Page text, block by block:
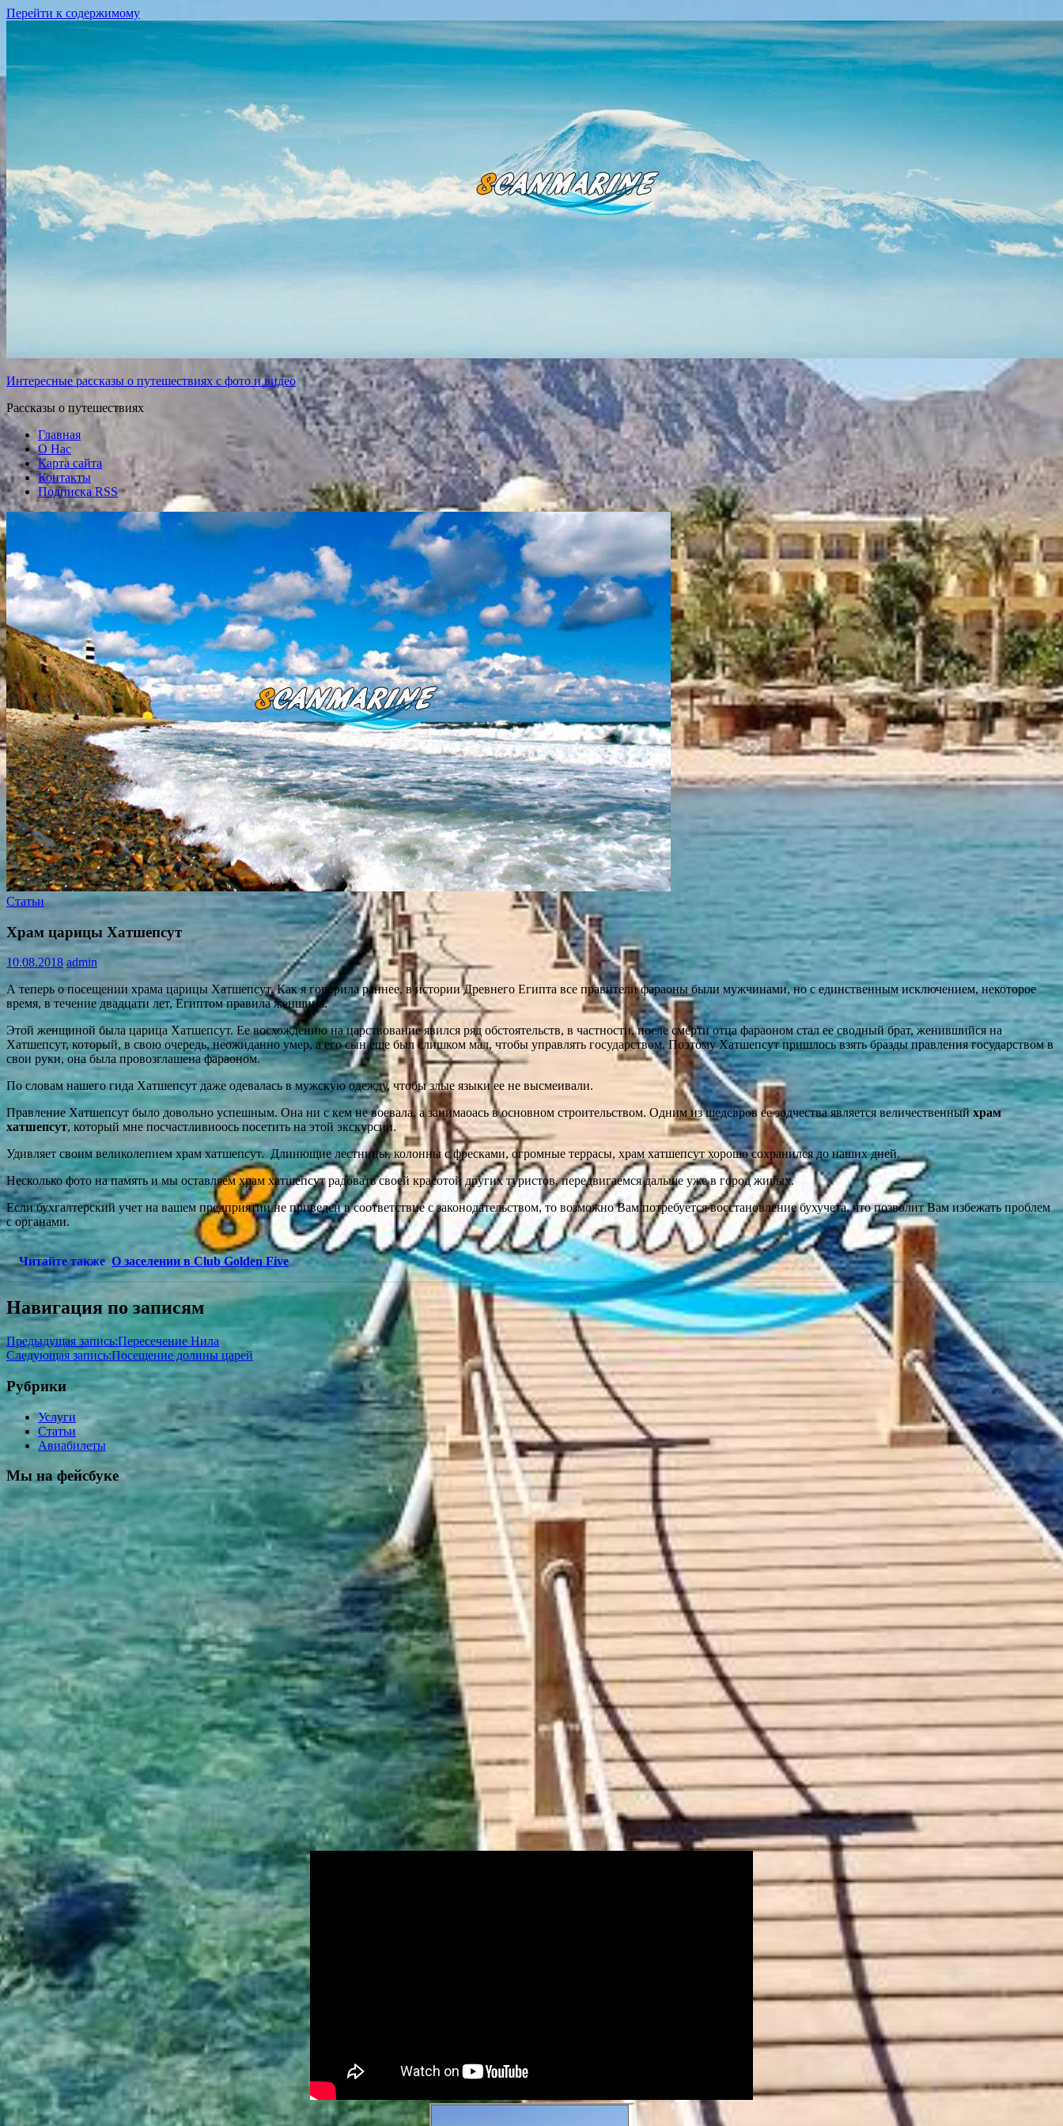
Перейти к содержимому
Интересные рассказы о путешествиях с фото и видео
Рассказы о путешествиях
Главная
О Нас
Карта сайта
Контакты
Подписка RSS
Статьи
Храм царицы Хатшепсут
10.08.2018 admin
А теперь о посещении храма царицы Хатшепсут. Как я говорила раннее, в истории Древнего Египта все правители фараоны были мужчинами, но с единственным исключением, некоторое
время, в течение двадцати лет, Египтом правила женщина.
Этой женщиной была царица Хатшепсут. Ее восхождению на царствование явился ряд обстоятельств, в частности, после смерти отца фараоном стал ее сводный брат, женившийся на
Хатшепсут, который, в свою очередь, неожиданно умер, а его сын еще был слишком мал, чтобы управлять государством. Поэтому Хатшепсут пришлось взять бразды правления государством в
свои руки, она была провозглашена фараоном.
По словам нашего гида Хатшепсут даже одевалась в мужскую одежду, чтобы злые языки ее не высмеивали.
Правление Хатшепсут было довольно успешным. Она ни с кем не воевала, а занимаоась в основном строительством. Одним из шедевров ее зодчества является величественныйхрам
хатшепсут, который мне посчастливиоось посетить на этой экскурсии.
Удивляет своим великолепием храм хатшепсут. Длинющие лестницы, колонны с фресками, огромные террасы, храм хатшепсут хорошо сохранился до наших дней.
Несколько фото на память и мы оставляем храм хатшепсут радовать своей красотой других туристов, передвигаемся дальше уже в город живых.
Если бухгалтерский учет на вашем предприятии не приведен в соответствие с законодательством, то возможно Вам потребуется восстановление бухучета, что позволит Вам избежать проблем
с органами.
Читайте также О заселении в Club Golden Five
Навигация по записям
Предыдущая запись:Пересечение Нила
Следующая запись:Посещение долины царей
Рубрики
Услуги
Статьи
Авиабилеты
Мы на фейсбуке